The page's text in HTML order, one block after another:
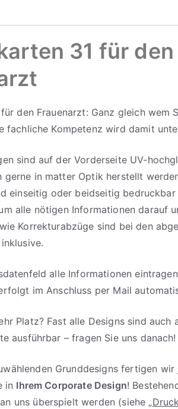
31 für den
den Frauenarzt: Ganz gleich wem
fachliche Kompetenz wird damit
sind auf der Vorderseite UV-
gerne in matter Optik herstellt
einseitig oder beidseitig
alle nötigen Informationen darauf
Korrekturabzüge sind bei den
alle Informationen
im Anschluss per Mail
Platz? Fast alle Designs sind auch
ausführbar – fragen Sie uns danach!
Grunddesigns fertigen
in Ihrem Corporate Design!
uns überspielt werden (siehe „